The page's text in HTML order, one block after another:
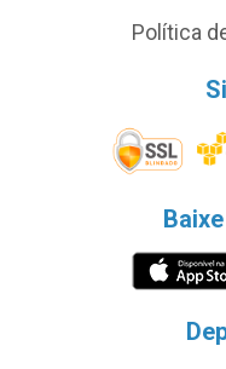
Política